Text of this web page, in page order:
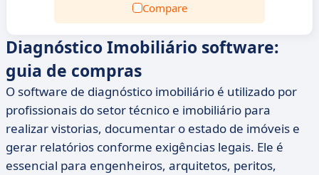
Compare
Diagnóstico Imobiliário software:
guia de compras
O software de diagnóstico imobiliário é utilizado por
profissionais do setor técnico e imobiliário para
realizar vistorias, documentar o estado de imóveis e
gerar relatórios conforme exigências legais. Ele é
essencial para engenheiros, arquitetos, peritos,